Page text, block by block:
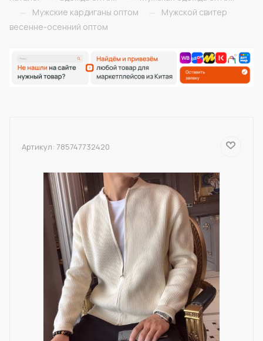
—
Мужские кардиганы оптом —
Мужской свитер
весенне-осенний оптом
Артикул: 785747732420